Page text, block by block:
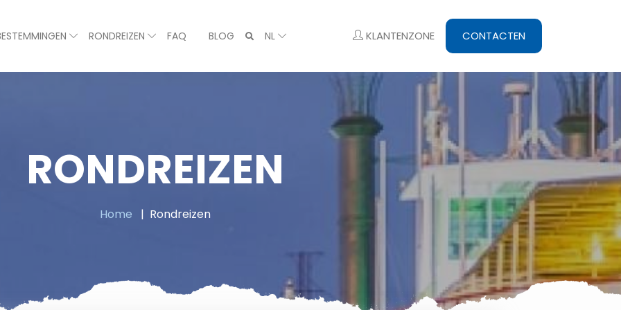
RONDREIZEN FAQ BLOG NL KLANTENZONE CONTACTEN
RONDREIZEN
Home Rondreizen